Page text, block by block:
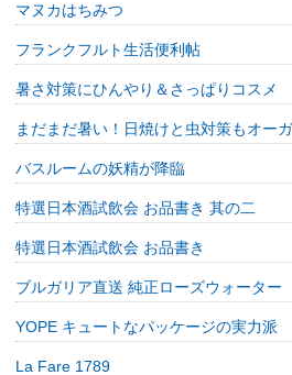
マヌカはちみつ
フランクフルト生活便利帖
暑さ対策にひんやり＆さっぱりコスメ
まだまだ暑い！日焼けと虫対策もオー
バスルームの妖精が降臨
特選日本酒試飲会 お品書き 其の二
特選日本酒試飲会 お品書き
ブルガリア直送 純正ローズウォーター
YOPE キュートなパッケージの実力派
La Fare 1789